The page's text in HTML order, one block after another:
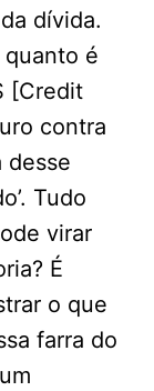
dívida.
é
[Credit
contra
desse
Tudo
virar
É
o que
farra do